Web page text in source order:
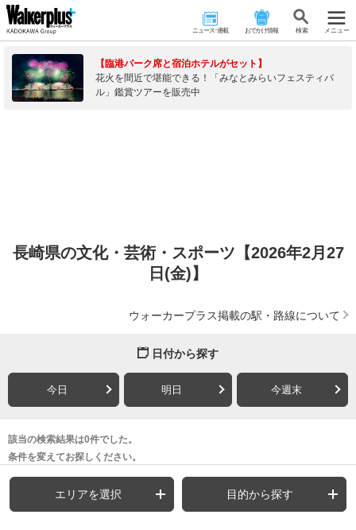
ニュース･連載 おでかけ情報 検 索 メニュー
【臨港パーク席と宿泊ホテルがセット】
花火を間近で堪能できる！「みなとみらいフェスティバ
ル」鑑賞ツアーを販売中
長崎県の文化・芸術・スポーツ【2026年2月27
日(金)】
ウォーカープラス掲載の駅・路線について
日付から探す
今日 明日 今週末
該当の検索結果は0件でした。
条件を変えてお探しください。
エリアを選択 目的から探す